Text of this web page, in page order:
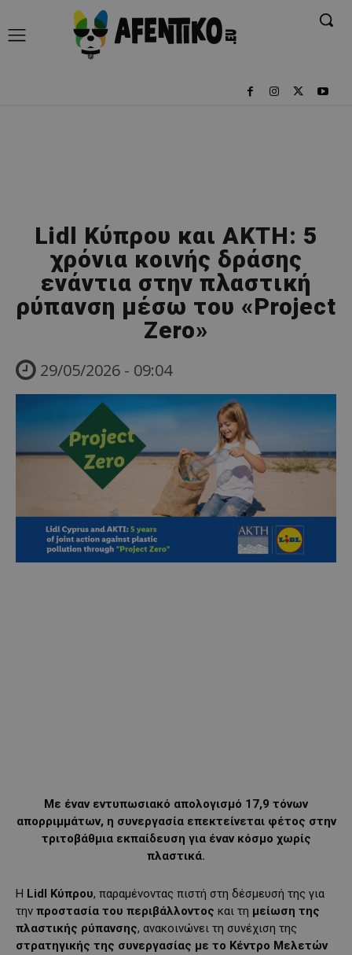
Lidl Κύπρου και ΑΚΤΗ: 5
χρόνια κοινής δράσης
ενάντια στην πλαστική
ρύπανση μέσω του «Project
Zero»
29/05/2026 - 09:04
Με έναν εντυπωσιακό απολογισμό 17,9 τόνων
απορριμμάτων, η συνεργασία επεκτείνεται φέτος στην
τριτοβάθμια εκπαίδευση για έναν κόσμο χωρίς
πλαστικά.
Η Lidl Κύπρου, παραμένοντας πιστή στη δέσμευσή της για
την προστασία του περιβάλλοντος και τη μείωση της
πλαστικής ρύπανσης, ανακοινώνει τη συνέχιση της
στρατηγικής της συνεργασίας με το Κέντρο Μελετών